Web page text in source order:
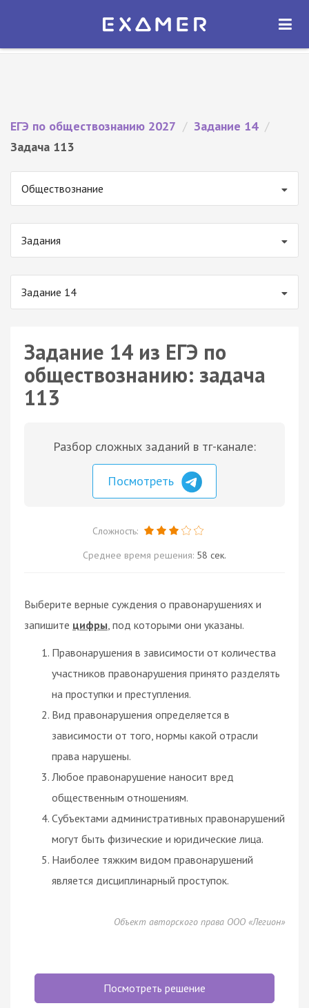
Экзамер — ЕГЭ 2027
ОТКРЫТЬ
ЕГЭ по обществознанию 2027 / Задание 14 /
Задача 113
Обществознание
Задания
Задание 14
Задание 14 из ЕГЭ по
обществознанию: задача
113
Разбор сложных заданий в тг-канале:
Посмотреть
Сложность:
Среднее время решения: 58 сек.
Выберите верные суждения о правонарушениях и
запишите цифры , под которыми они указаны.
Правонарушения в зависимости от количества
участников правонарушения принято разделять
на проступки и преступления.
Вид правонарушения определяется в
зависимости от того, нормы какой отрасли
права нарушены.
Любое правонарушение наносит вред
общественным отношениям.
Субъектами административных правонарушений
могут быть физические и юридические лица.
Наиболее тяжким видом правонарушений
является дисциплинарный проступок.
Объект авторского права ООО «Легион»
Посмотреть решение